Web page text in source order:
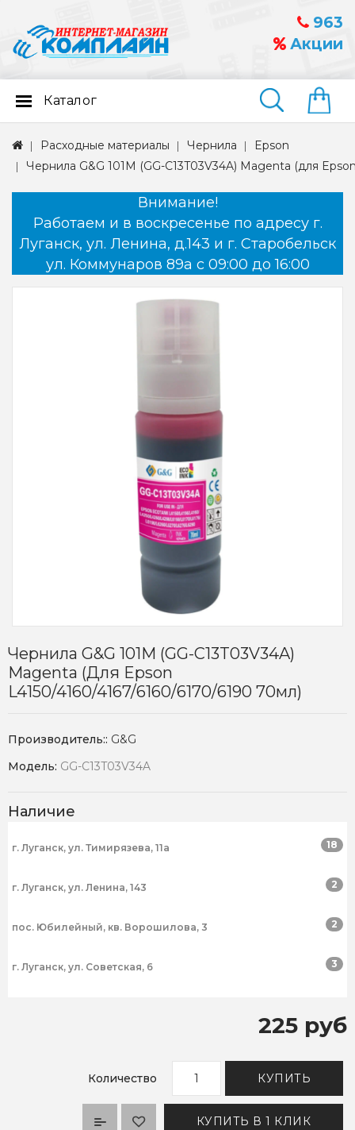
963
Акции
Найти
Каталог
Расходные материалы Чернила
Epson
Чернила G&G 101M (GG-C13T03V34A) Magenta (для
Внимание!
Работаем и в воскресенье по адресу г.
Луганск, ул. Ленина, д.143 и г. Старобельск
ул. Коммунаров 89а с 09:00 до 16:00
Чернила G&G 101M (GG-C13T03V34A)
Magenta (для Epson
L4150/4160/4167/6160/6170/6190 70мл)
Производитель:: G&G
Модель: GG-C13T03V34A
Наличие
г. Луганск, ул. Тимирязева, 11а 18
г. Луганск, ул. Ленина, 143 2
пос. Юбилейный, кв. Ворошилова, 3 2
г. Луганск, ул. Советская, 6 3
225 руб
Количество КУПИТЬ
КУПИТЬ В 1 КЛИК